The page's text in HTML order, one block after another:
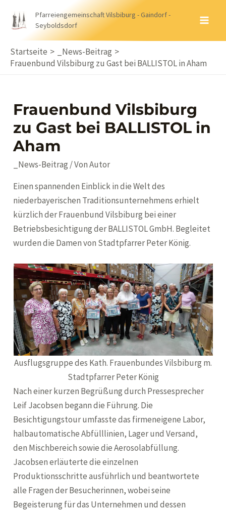
Inhalt
Pfarreiengemeinschaft Vilsbiburg - Gaindorf -
Seyboldsdorf
Startseite
_News-Beitrag
Frauenbund Vilsbiburg zu Gast bei BALLISTOL in Aham
Frauenbund Vilsbiburg
zu Gast bei BALLISTOL in
Aham
_News-Beitrag / VonAutor
Einen spannenden Einblick in die Welt des
niederbayerischen Traditionsunternehmens erhielt
kürzlich der Frauenbund Vilsbiburg bei einer
Betriebsbesichtigung der BALLISTOL GmbH. Begleitet
wurden die Damen von Stadtpfarrer Peter König.
Ausflugsgruppe des Kath. Frauenbundes Vilsbiburg m.
Stadtpfarrer Peter König
Nach einer kurzen Begrüßung durch Pressesprecher
Leif Jacobsen begann die Führung. Die
Besichtigungstour umfasste das firmeneigene Labor,
halbautomatische Abfülllinien, Lager und Versand,
den Mischbereich sowie die Aerosolabfüllung.
Jacobsen erläuterte die einzelnen
Produktionsschritte ausführlich und beantwortete
alle Fragen der Besucherinnen, wobei seine
Begeisterung für das Unternehmen und dessen